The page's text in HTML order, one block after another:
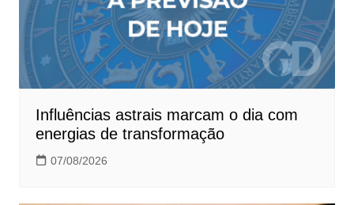
Influências astrais marcam o dia com
energias de transformação
07/08/2026